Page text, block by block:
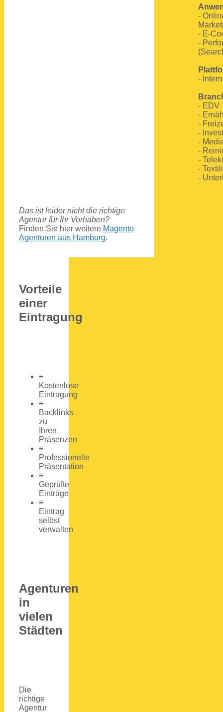
-
- E-
-
-
- EDV
-
-
-
-
-
-
-
-
Das ist leider nicht die richtige
Agentur für Ihr Vorhaben?
Finden Sie hier weitere Magento
Agenturen aus Hamburg.
Vorteile
einer
Eintragung
≡
Kostenlose
Eintragung
≡
Backlinks
zu
Ihren
Präsenzen
≡
Professionelle
Präsentation
≡
Geprüfte
Einträge
≡
Eintrag
selbst
verwalten
Agenturen
in
vielen
Städten
Die
richtige
Agentur